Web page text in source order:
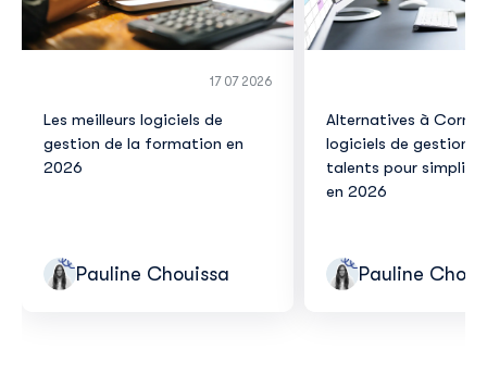
17 07 2026
Les meilleurs logiciels de
gestion de la formation en
2026
Pauline Chouissa
Alternatives à
logiciels de gestion
talents pour
en 2026
Pauline